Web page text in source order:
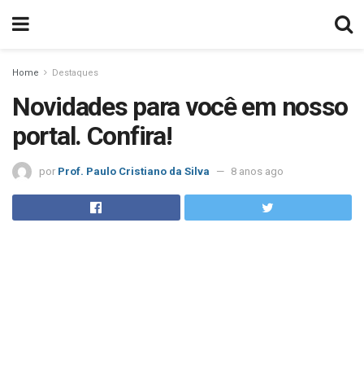
Home Destaques
Novidades para você em nosso
portal. Confira!
por Prof. Paulo Cristiano da Silva 8 anos ago